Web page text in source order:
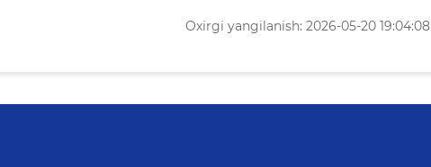
Oxirgi yangilanish: 2026-05-20 19:04:08